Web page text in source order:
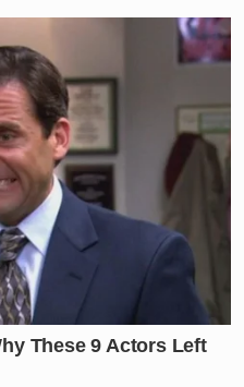
pelo casal após o
os procedimentos de
teria motivado a
algum fator externo
O caso segue sob
buscam por mais
a dinâmica exata
maio de 2026
nos trapiches da